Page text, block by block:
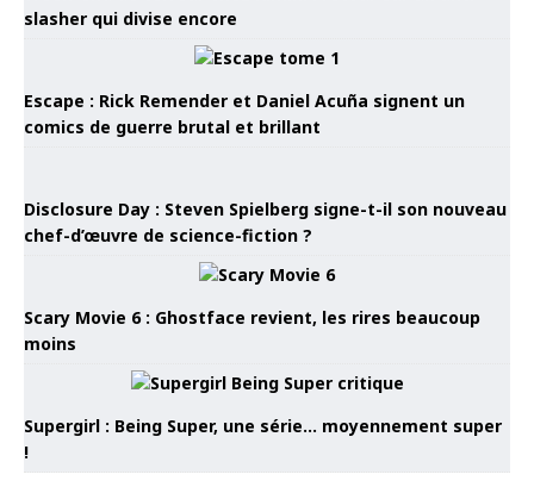
slasher qui divise encore
Escape : Rick Remender et Daniel Acuña signent un
comics de guerre brutal et brillant
Disclosure Day : Steven Spielberg signe-t-il son nouveau
chef-d’œuvre de science-fiction ?
Scary Movie 6 : Ghostface revient, les rires beaucoup
moins
Supergirl : Being Super, une série… moyennement super
!